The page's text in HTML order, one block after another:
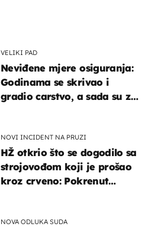
VELIKI PAD
Neviđene mjere osiguranja:
Godinama se skrivao i
gradio carstvo, a sada su za
NOVI INCIDENT NA PRUZI
HŽ otkrio što se dogodilo sa
strojovođom koji je prošao
kroz crveno: Pokrenut
NOVA ODLUKA SUDA